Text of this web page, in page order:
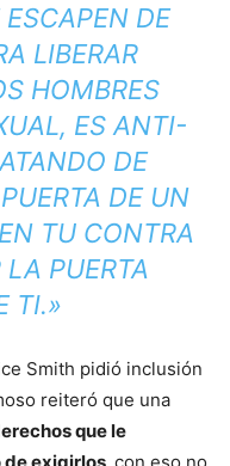
DE
LIBERAR
HOMBRES
ES ANTI-
DE
DE UN
TU CONTRA
LA PUERTA
TI.»
Smith pidió inclusión
reiteró que una
que le